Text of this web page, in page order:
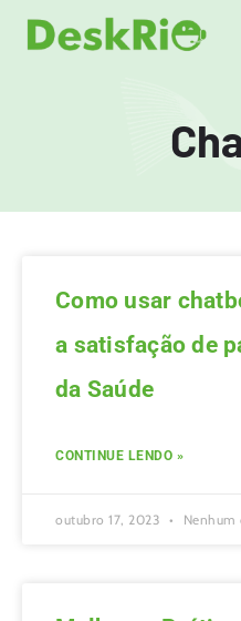
Como usar
a satisfação de
da Saúde
CONTINUE LENDO »
outubro 17, 2023